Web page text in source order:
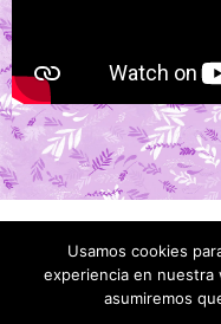
Política de privacidad
Usamos cookies
experiencia en nuestra
asumiremos